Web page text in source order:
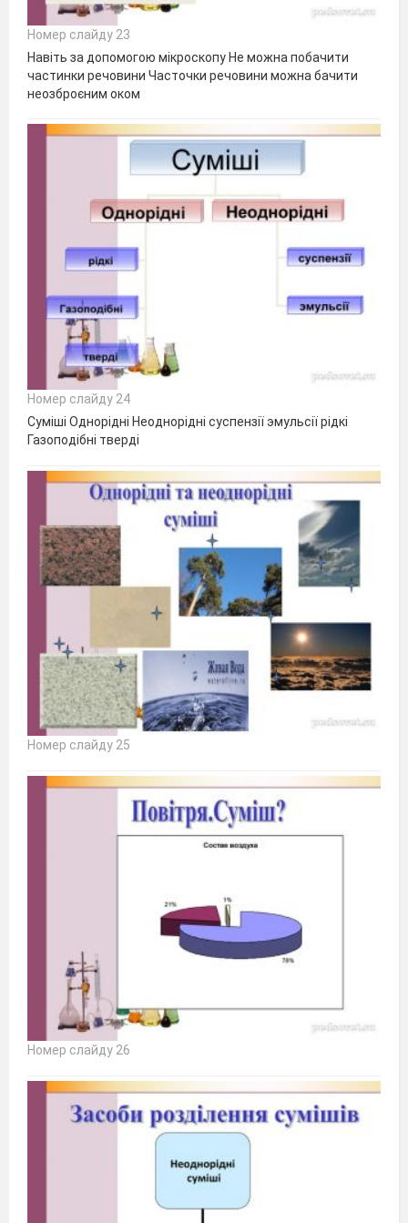
Номер слайду 23
Навіть за допомогою мікроскопу Не можна побачити
частинки речовини Часточки речовини можна бачити
неозброєним оком
Номер слайду 24
Суміші Однорідні Неоднорідні суспензії эмульсії рідкі
Газоподібні тверді
Номер слайду 25
Номер слайду 26